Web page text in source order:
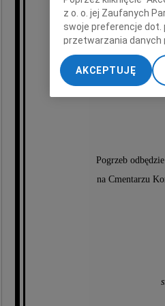
w
Pogrzeb
na Cmentarzu
z o. o. jej Zaufanych
swoje preferencje dot.
przetwarzania danych
„Ustawienia
My, nasi Zaufani
dokładnych danych
Przechowywanie
treści, badnie
AKCEPTUJĘ